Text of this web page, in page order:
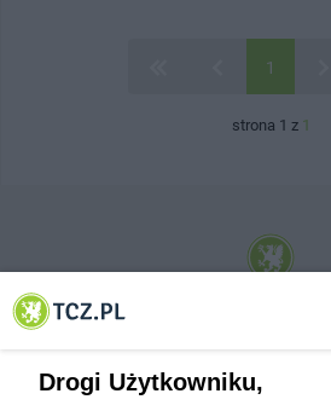
1
strona 1 z 1
© 2001-2026 Tczew - TCZ.PL Sp. z o.o.
Drogi Użytkowniku,